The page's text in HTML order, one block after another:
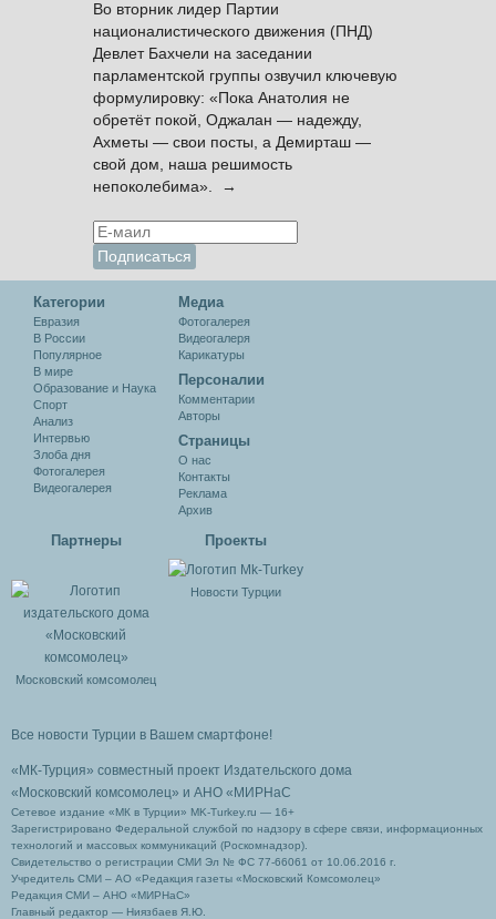
Во вторник лидер Партии
националистического движения (ПНД)
Девлет Бахчели на заседании
парламентской группы озвучил ключевую
формулировку: «Пока Анатолия не
обретёт покой, Оджалан — надежду,
Ахметы — свои посты, а Демирташ —
свой дом, наша решимость
непоколебима». →
Категории
Евразия
В России
Популярное
В мире
Образование и Наука
Спорт
Анализ
Интервью
Злоба дня
Фотогалерея
Видеогалерея
Медиа
Фотогалерея
Видеогалеря
Карикатуры
Персоналии
Комментарии
Авторы
Cтраницы
О нас
Контакты
Реклама
Архив
Партнеры
Московский комсомолец
Проекты
Новости Турции
Все новости Турции в Вашем смартфоне!
«МК-Турция» совместный проект Издательского дома
«Московский комсомолец» и АНО «МИРНаС
Сетевое издание «МК в Турции» MK-Turkey.ru — 16+
Зарегистрировано Федеральной службой по надзору в сфере связи, информационных
технологий и массовых коммуникаций (Роскомнадзор).
Свидетельство о регистрации СМИ Эл № ФС 77-66061 от 10.06.2016 г.
Учредитель СМИ – АО «Редакция газеты «Московский Комсомолец»
Редакция СМИ – АНО «МИРНаС»
Главный редактор — Ниязбаев Я.Ю.